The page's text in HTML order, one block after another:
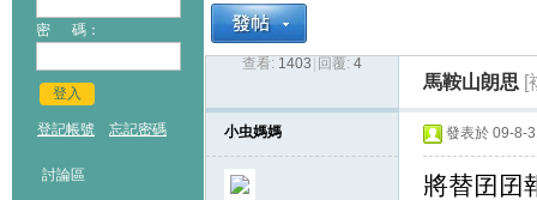
密 碼：
登入
登記帳號 忘記密碼
討論區
›
查看: 1403 回覆: 4
馬鞍山朗思 [
小虫媽媽 發表於 09-8-
將替囝囝